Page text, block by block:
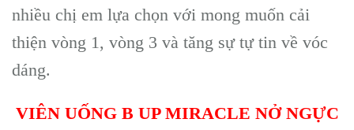
nhiều chị em lựa chọn với mong muốn cải
thiện vòng 1, vòng 3 và tăng sự tự tin về vóc
dáng.
VIÊN UỐNG B UP MIRACLE NỞ NGỰC